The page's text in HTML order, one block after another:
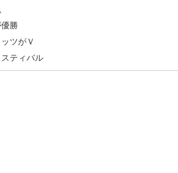
勝
ツがＶ
ティバル